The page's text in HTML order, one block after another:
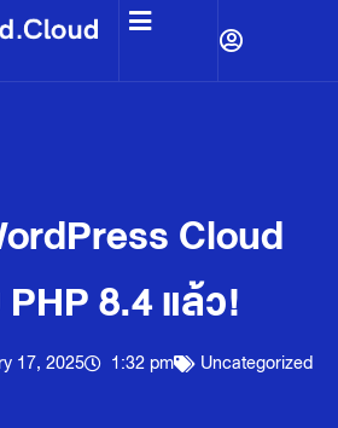
Cloud
8.4 แล้ว!
17, 2025 1:32 pm Uncategorized